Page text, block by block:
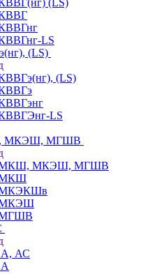
(LS)
LS
(LS)
(LS)
LS
МКЭШ, МГШВ
МКШ, МКЭШ, МГШВ
МКШ
МКЭКШв
МКЭШ
МГШВ
А, АС